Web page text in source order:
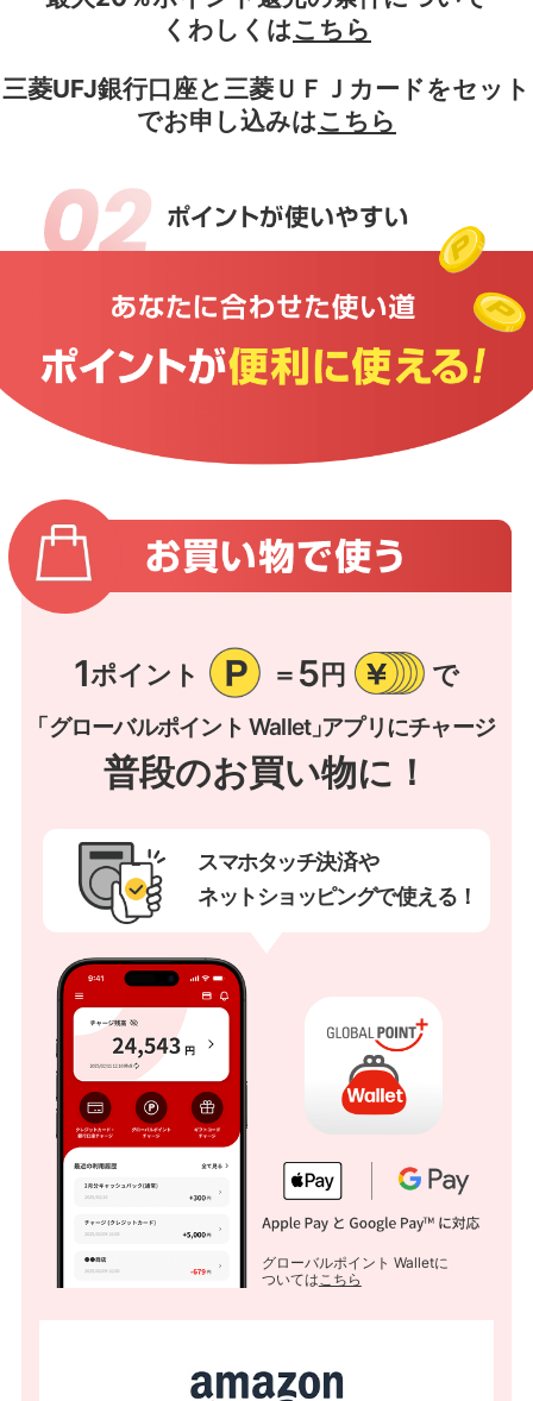
くわしくはこちら
三菱UFJ銀行口座と三菱ＵＦＪカードをセット
でお申し込みはこちら
1ポイント ＝ 5円 で
「グローバルポイント Wallet」アプリにチャージ
普段のお買い物に！
スマホタッチ決済や
ネットショッピングで使える！
グローバルポイント Walletに
ついてはこちら